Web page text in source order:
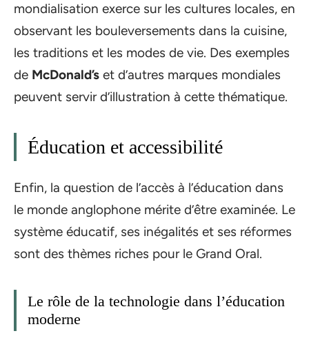
mondialisation exerce sur les cultures locales, en
observant les bouleversements dans la cuisine,
les traditions et les modes de vie. Des exemples
de McDonald’s et d’autres marques mondiales
peuvent servir d’illustration à cette thématique.
Éducation et accessibilité
Enfin, la question de l’accès à l’éducation dans
le monde anglophone mérite d’être examinée. Le
système éducatif, ses inégalités et ses réformes
sont des thèmes riches pour le Grand Oral.
Le rôle de la technologie dans l’éducation
moderne